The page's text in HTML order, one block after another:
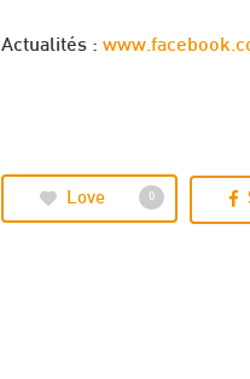
Actualités :
Love 0